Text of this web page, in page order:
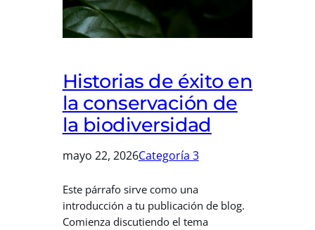
Historias de éxito en
la conservación de
la biodiversidad
mayo 22, 2026Categoría 3
Este párrafo sirve como una
introducción a tu publicación de blog.
Comienza discutiendo el tema